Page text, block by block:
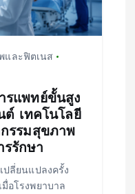
และฟิตเนส
รแพทย์ขั้นสูง
ต์ เทคโนโลยี
รรมสุขภาพ
รักษา
ปลี่ยนแปลงครั้ง
อโรงพยาบาล